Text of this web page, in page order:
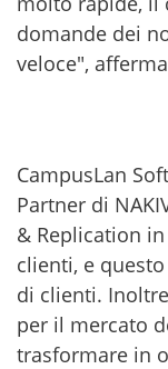
domande dei
veloce",
CampusLan
Partner di
& Replication
clienti, e
di clienti.
per il mercato
trasformare in